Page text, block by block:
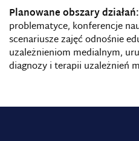
Planowane obszary działań:
problematyce, konferencje
scenariusze zajęć odnośnie
uzależnieniom medialnym,
diagnozy i terapii uzależnień